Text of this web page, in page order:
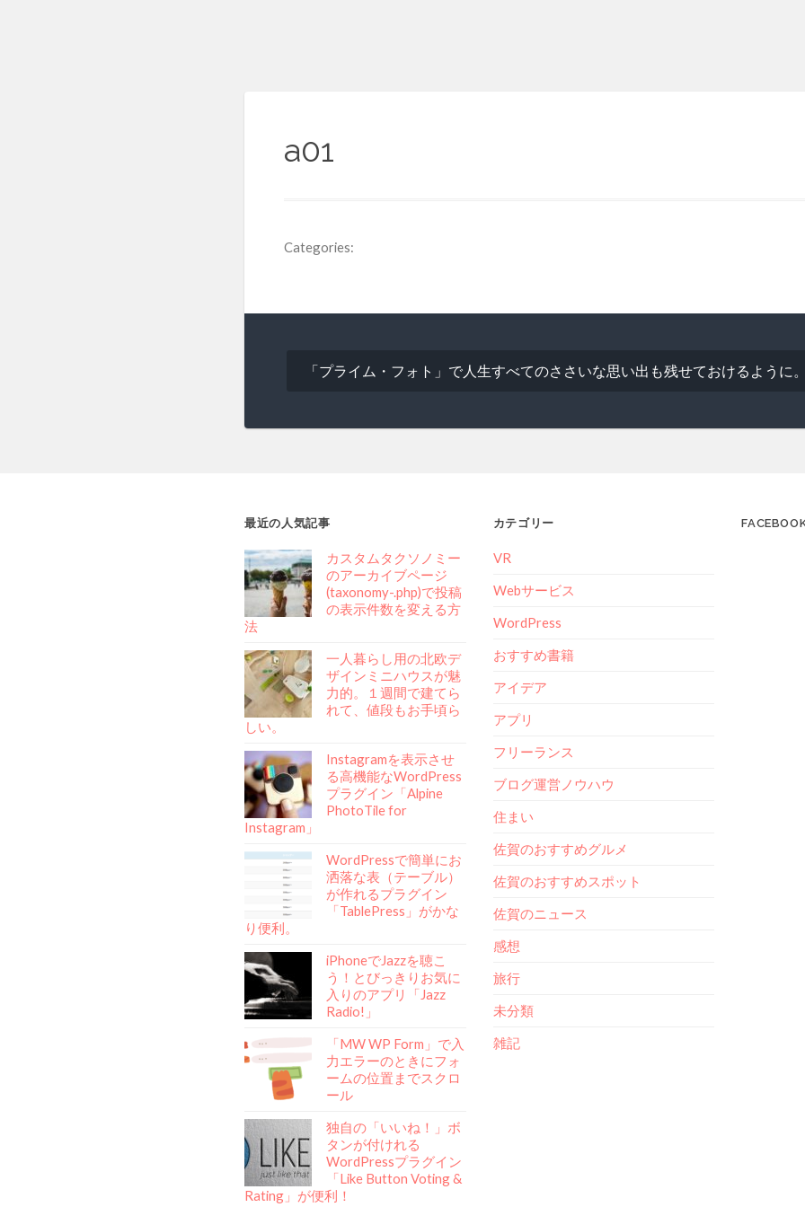
a01
Categories:
ナ
ー
シ
ョ
「プライム・フォト」で人生すべてのささいな思い出も残せておけるように
最近の人気記事
カスタムタクソノミー
のアーカイブページ
(taxonomy-.php)で投稿
の表示件数を変える方
法
一人暮らし用の北欧デ
ザインミニハウスが魅
力的。１週間で建てら
れて、値段もお手頃ら
しい。
Instagramを表示させ
る高機能なWordPress
プラグイン「Alpine
PhotoTile for
Instagram」
WordPressで簡単にお
洒落な表（テーブル）
が作れるプラグイン
「TablePress」がかな
り便利。
iPhoneでJazzを聴こ
う！とびっきりお気に
入りのアプリ「Jazz
Radio!」
「MW WP Form」で入
力エラーのときにフォ
ームの位置までスクロ
ール
独自の「いいね！」ボ
タンが付けれる
WordPressプラグイン
「Like Button Voting &
Rating」が便利！
カテゴリー
VR
Webサービス
WordPress
おすすめ書籍
アイデア
アプリ
フリーランス
ブログ運営ノウハウ
住まい
佐賀のおすすめグルメ
佐賀のおすすめスポット
佐賀のニュース
感想
旅行
未分類
雑記